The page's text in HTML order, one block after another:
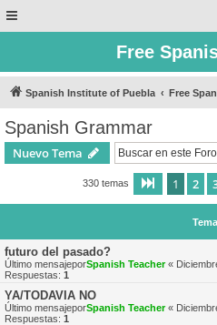
Free
Spanish Institute of Puebla Free
Spanish Grammar
Nuevo Tema
330 temas Página
1 2
futuro del pasado?
Último mensajeporSpanish Teacher«
Respuestas: 1
YA/TODAVIA NO
Último mensajeporSpanish Teacher«
Respuestas: 1